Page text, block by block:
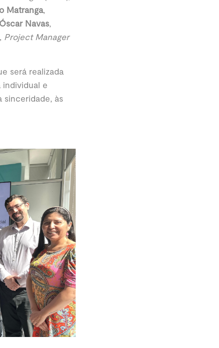
Matranga,
Óscar Navas,
Project Manager
será realizada
individual e
sinceridade, às